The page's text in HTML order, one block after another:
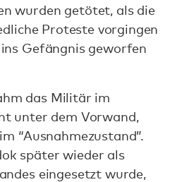
wurden getötet, als die
Proteste vorgingen
Gefängnis geworfen
das Militär im
unter dem Vorwand,
“Ausnahmezustand”.
später wieder als
eingesetzt wurde,